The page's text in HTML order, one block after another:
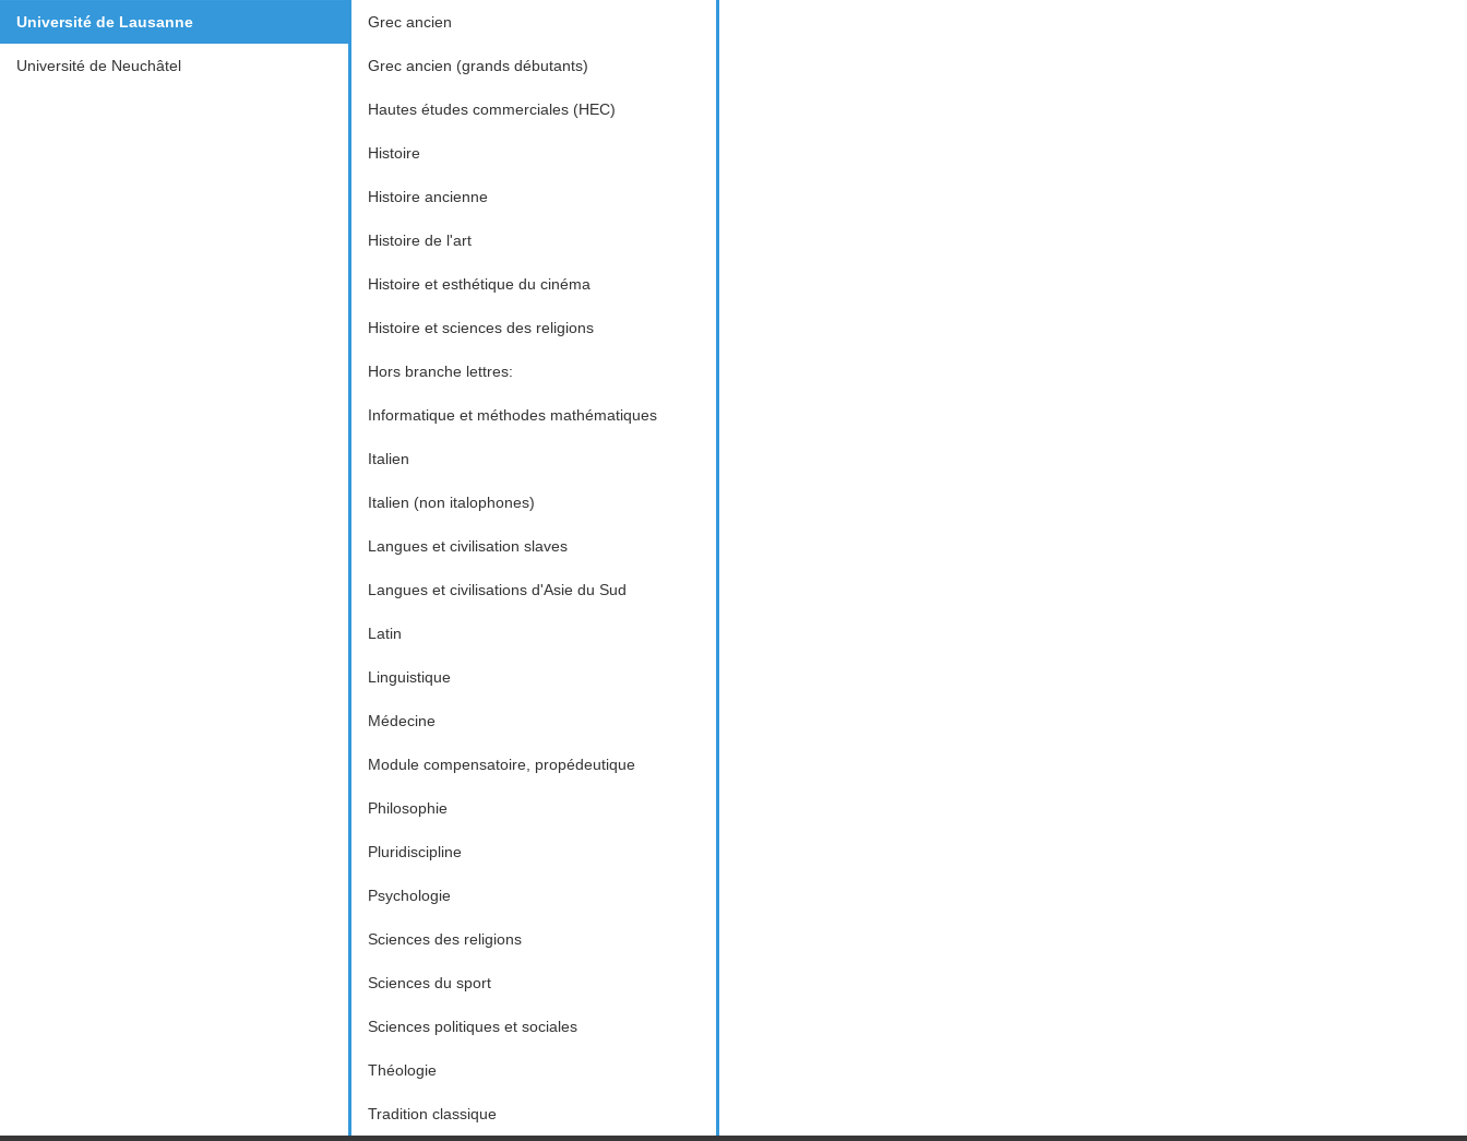
Université de Lausanne
Université de Neuchâtel
Grec ancien
Grec ancien (grands débutants)
Hautes études commerciales (HEC)
Histoire
Histoire ancienne
Histoire de l'art
Histoire et esthétique du cinéma
Histoire et sciences des religions
Hors branche lettres:
Informatique et méthodes mathématiques
Italien
Italien (non italophones)
Langues et civilisation slaves
Langues et civilisations d'Asie du Sud
Latin
Linguistique
Médecine
Module compensatoire, propédeutique
Philosophie
Pluridiscipline
Psychologie
Sciences des religions
Sciences du sport
Sciences politiques et sociales
Théologie
Tradition classique